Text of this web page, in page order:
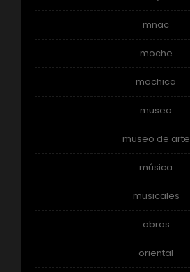
mnac
moche
mochica
museo
museo de arte
música
musicales
obras
oriental